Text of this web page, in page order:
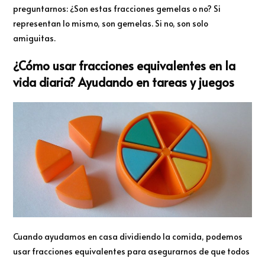
preguntarnos: ¿Son estas fracciones gemelas o no? Si
representan lo mismo, son gemelas. Si no, son solo
amiguitas.
¿Cómo usar fracciones equivalentes en la
vida diaria? Ayudando en tareas y juegos
Cuando ayudamos en casa dividiendo la comida, podemos
usar fracciones equivalentes para asegurarnos de que todos